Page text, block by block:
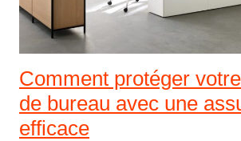
Comment protéger
de bureau avec une
efficace